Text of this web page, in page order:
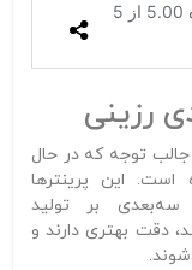
رزینی
جالب توجه که در حال
است. این پرینترها
سه‌بعدی بر تولید
دقت بهتری دارند و